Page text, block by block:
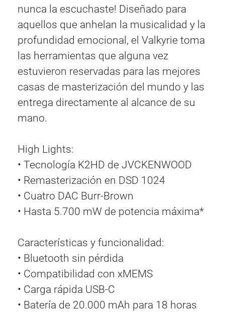
nunca la escuchaste! Diseñado para
aquellos que anhelan la musicalidad y la
profundidad emocional, el Valkyrie toma
las herramientas que alguna vez
estuvieron reservadas para las mejores
casas de masterización del mundo y las
entrega directamente al alcance de su
mano.
High Lights:
• Tecnología K2HD de JVCKENWOOD
• Remasterización en DSD 1024
• Cuatro DAC Burr-Brown
• Hasta 5.700 mW de potencia máxima*
Características y funcionalidad:
• Bluetooth sin pérdida
• Compatibilidad con xMEMS
• Carga rápida USB-C
• Batería de 20.000 mAh para 18 horas